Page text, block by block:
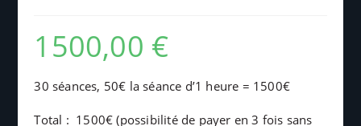
1500,00 €
30 séances, 50€ la séance d’1 heure = 1500€
Total : 1500€ (possibilité de payer en 3 fois sans